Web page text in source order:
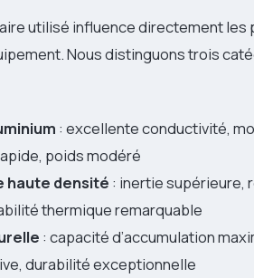
utilisé influence directement les
Nous distinguons trois
: excellente conductivité,
poids modéré
haute densité : inertie supérieure,
thermique remarquable
: capacité d’accumulation
durabilité exceptionnelle